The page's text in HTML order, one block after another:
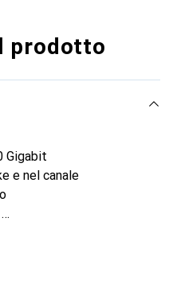
prodotto
Gigabit
e nel canale